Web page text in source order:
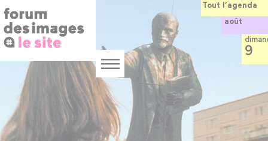
au
contenu
principal
Menu
Tout l’agenda
août
9